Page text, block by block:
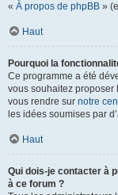
« À propos de phpBB »
Haut
Pourquoi la
Ce programme a été
vous souhaitez proposer
vous rendre sur notre
les idées soumises par
Haut
Qui dois-je contacter à
à ce forum ?